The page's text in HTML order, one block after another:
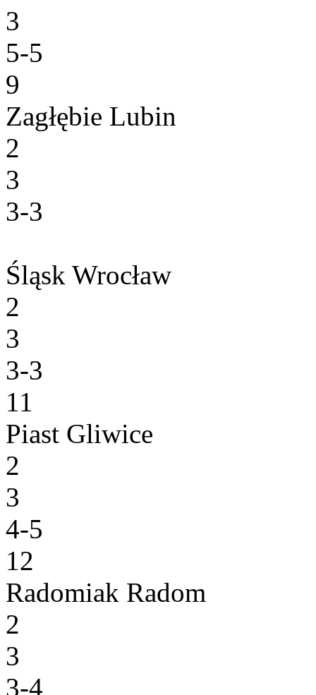
3
5-5
9
Zagłębie Lubin
2
3
3-3
Śląsk Wrocław
2
3
3-3
11
Piast Gliwice
2
3
4-5
12
Radomiak Radom
2
3
3-4